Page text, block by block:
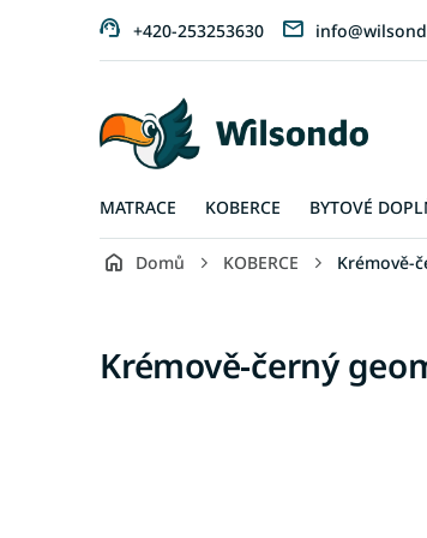
+420-253253630
MATRACE KOBERCE BYTOVÉ
Domů KOBERCE Krémově-
Krémově-černý